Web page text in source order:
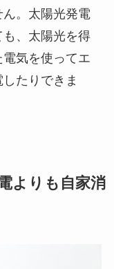
。太陽光発電
、太陽光を得
気を使ってエ
たりできま
よりも自家消